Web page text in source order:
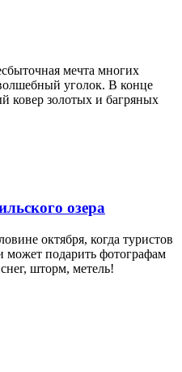
мечта многих
уголок. В конце
ковер золотых и багряных
озера
октября, когда туристов
может подарить фотографам
шторм, метель!